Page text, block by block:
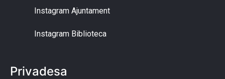
Instagram Ajuntament
Instagram Biblioteca
Privadesa